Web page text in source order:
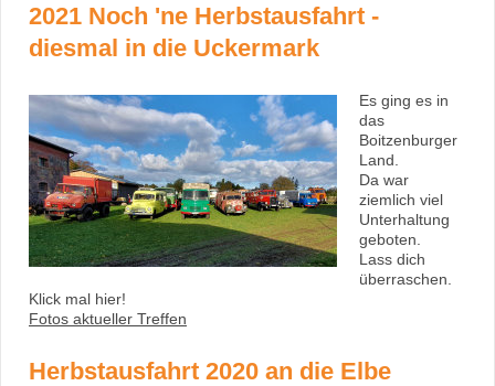
2021 Noch 'ne Herbstausfahrt -
diesmal in die Uckermark
Es ging es in
das
Boitzenburger
Land.
Da war
ziemlich viel
Unterhaltung
geboten.
Lass dich
überraschen.
Klick mal hier!
Fotos aktueller Treffen
Herbstausfahrt 2020 an die Elbe